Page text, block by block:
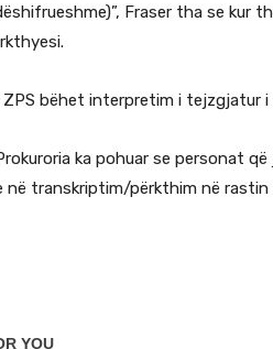
Fraser tha se kur
bëhet interpretim i tejzgjatur i
ka pohuar se personat
në transkriptim/përkthim në rastin